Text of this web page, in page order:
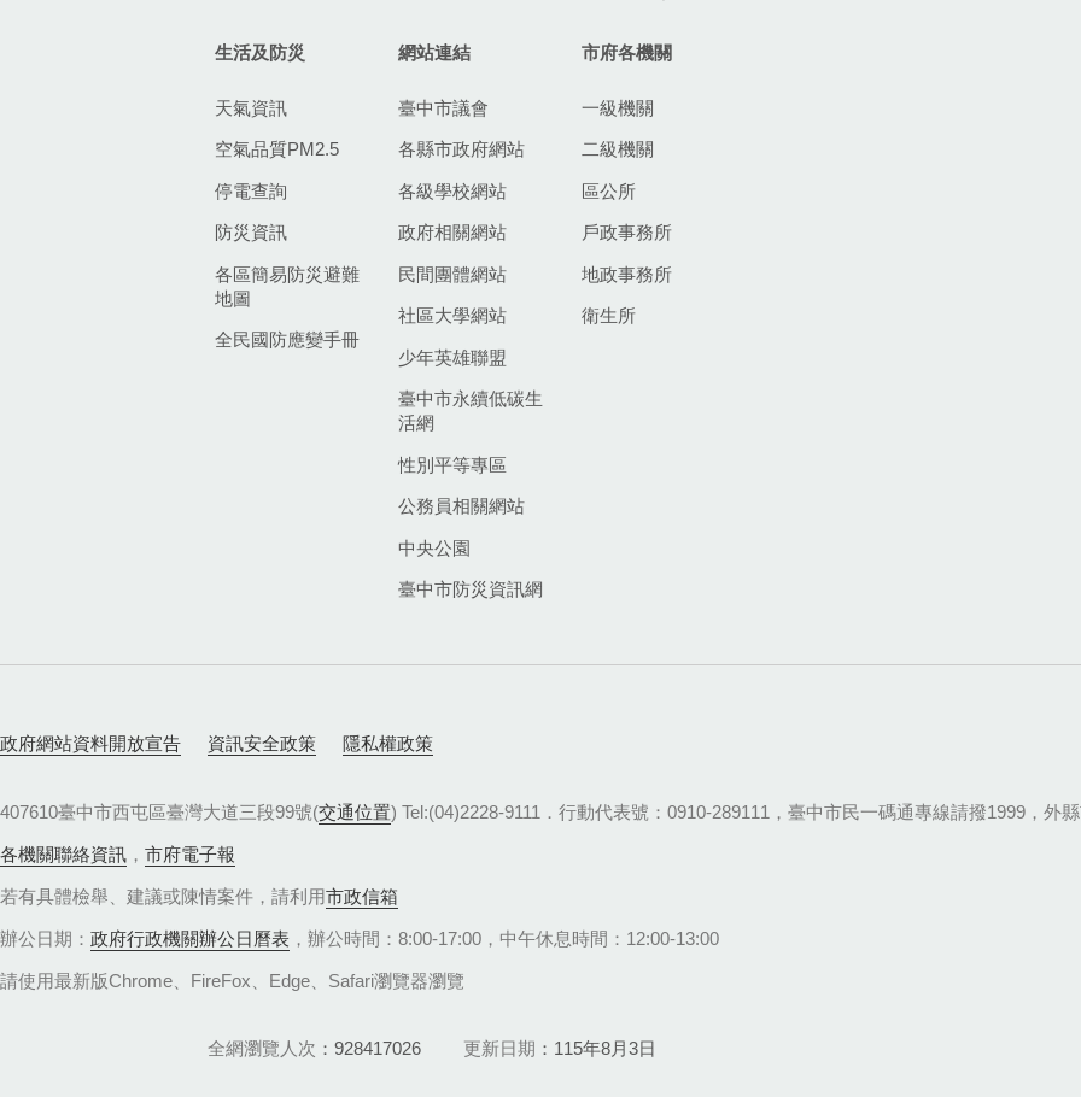
生活及防災
天氣資訊
空氣品質PM2.5
停電查詢
防災資訊
各區簡易防災避難
地圖
全民國防應變手冊
網站連結
臺中市議會
各縣市政府網站
各級學校網站
政府相關網站
民間團體網站
社區大學網站
少年英雄聯盟
臺中市永續低碳生
活網
性別平等專區
公務員相關網站
中央公園
臺中市防災資訊網
市府各機關
一級機關
二級機關
區公所
戶政事務所
地政事務所
衛生所
政府網站資料開放宣告 資訊安全政策 隱私權政策
407610臺中市西屯區臺灣大道三段99號(交通位置) Tel:(04)2228-9111．行動代表號：0910-289111，臺中市民一碼通專線請撥1999，外
各機關聯絡資訊 ， 市府電子報
若有具體檢舉、建議或陳情案件，請利用市政信箱
辦公日期： 政府行政機關辦公日曆表 ，辦公時間：8:00-17:00，中午休息時間：12:00-13:00
請使用最新版Chrome、FireFox、Edge、Safari瀏覽器瀏覽
全網瀏覽人次 928417026 更新日期 115年8月3日